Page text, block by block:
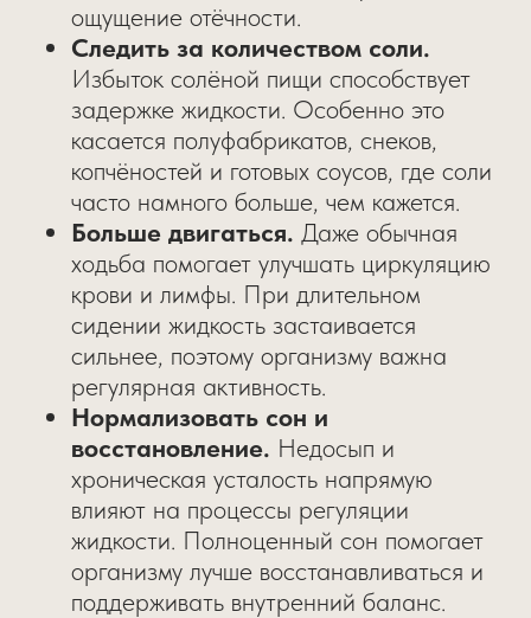
ощущение отёчности.
Следить за количеством соли.
Избыток солёной пищи способствует
задержке жидкости. Особенно это
касается полуфабрикатов, снеков,
копчёностей и готовых соусов, где соли
часто намного больше, чем кажется.
Больше двигаться. Даже обычная
ходьба помогает улучшать циркуляцию
крови и лимфы. При длительном
сидении жидкость застаивается
сильнее, поэтому организму важна
регулярная активность.
Нормализовать сон и
восстановление. Недосып и
хроническая усталость напрямую
влияют на процессы регуляции
жидкости. Полноценный сон помогает
организму лучше восстанавливаться и
поддерживать внутренний баланс.